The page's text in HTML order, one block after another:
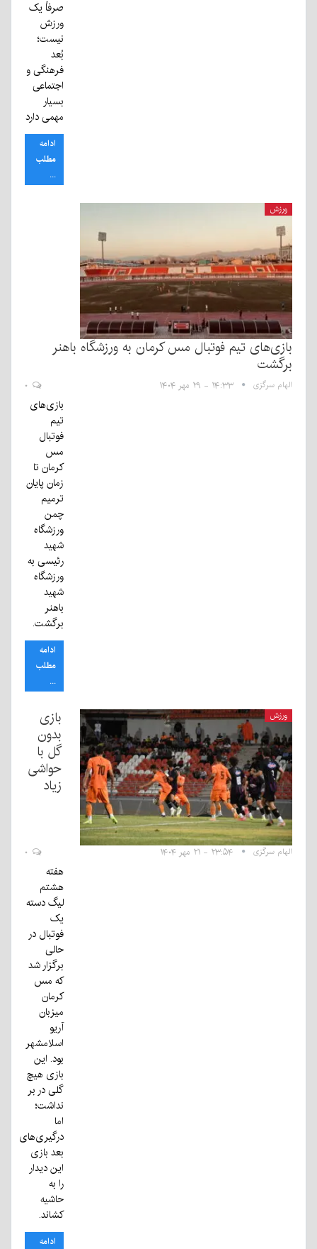
صرفاً یک
ورزش
نیست؛
بُعد
فرهنگی و
اجتماعی
بسیار
مهمی دارد
ادامه
مطلب
...
ورزش
بازی‌های تیم فوتبال مس کرمان به ورزشگاه باهنر
برگشت
الهام سرگزی ۱۴:۳۳ - ۲۹ مهر ۱۴۰۴
بازی‌های
تیم
فوتبال
مس
کرمان تا
زمان پایان
ترمیم
چمن
ورزشگاه
شهید
رئیسی به
ورزشگاه
شهید
باهنر
برگشت.
ادامه
مطلب
...
ورزش
بازی
بدون
گل با
حواشی
زیاد
الهام سرگزی ۲۳:۵۴ - ۲۱ مهر ۱۴۰۴
هفته
هشتم
لیگ دسته
یک
فوتبال در
حالی
برگزار شد
که مس
کرمان
میزبان
آریو
اسلامشهر
بود. این
بازی هیچ
گلی در بر
نداشت؛
اما
درگیری‌های
بعد بازی
این دیدار
را به
حاشیه
کشاند.
ادامه